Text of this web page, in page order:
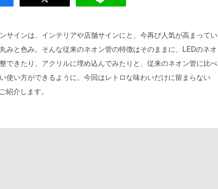
サインは、インテリアや店舗サインにと、今再び人気が高まってい
みと色み。そんな従来のネオン管の特徴はそのままに、LEDのネオ
できたり、アクリルに埋め込んでみたりと、従来のネオン管に比べ
使い方ができるように。今回はレトロな味わいだけに留まらない
紹介します。